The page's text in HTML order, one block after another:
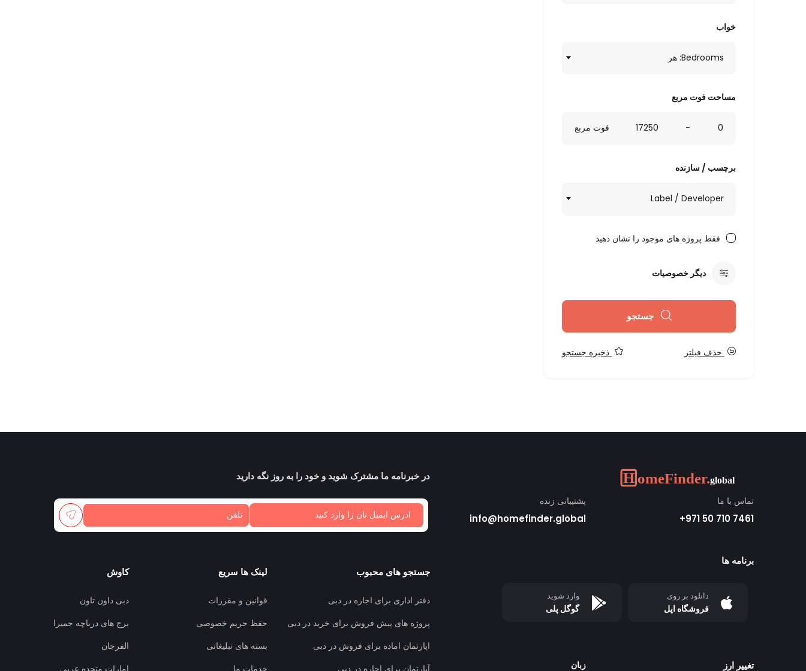
خواب
Bedrooms: هر
مساحت فوت مربع
0
-
17250 فوت مربع
برچسب / سازنده
Label / Developer
فقط پروژه های موجود را نشان دهید
دیگر خصوصیات
جستجو
حذف فیلتر ذخیره جستجو
تماس با ما
7461 710 50 971+
پشتیبانی زنده
info@homefinder.global
برنامه ها
دانلود بر روی
فروشگاه اپل
وارد شوید
گوگل پلی
تغییر ارز زبان
در خبرنامه ما مشترک شوید و خود را به روز نگه دارید
جستجو های محبوب
دفتر اداری برای اجاره در دبی
پروژه های پیش فروش برای خرید در دبی
اپارتمان اماده برای فروش در دبی
آپارتمان برای اجاره در دبی
لینک ها سریع
قوانین و مقررات
حفظ حریم خصوصی
بسته های تبلیغاتی
خدمات ما
کاوش
دبی داون تاون
برج های دریاچه جمیرا
الفرجان
امارات متحده عربی